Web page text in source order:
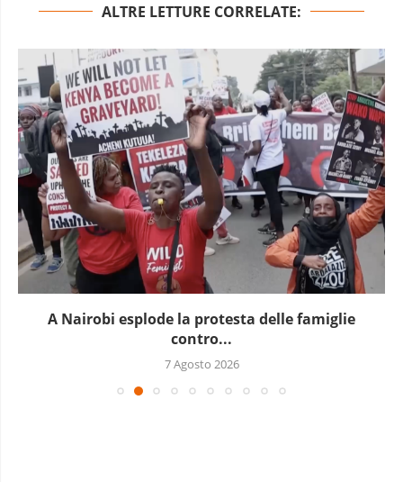
ALTRE LETTURE CORRELATE:
A Nairobi esplode la protesta delle famiglie
contro...
7 Agosto 2026